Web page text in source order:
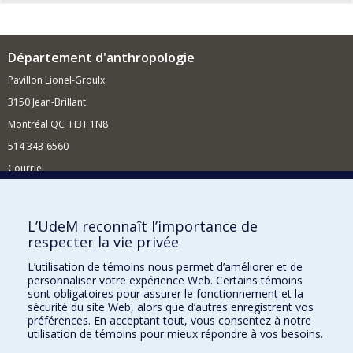
Département d'anthropologie
Pavillon Lionel-Groulx
3150 Jean-Brillant
Montréal QC H3T 1N8
514 343-6560
Courriel
Comment soutenir le Département?
BESOIN D'AIDE?
Plan du site
Signaler une erreur
Accessibilité
FACULTÉ DES ARTS ET DES SCIENCES
L’UdeM reconnaît l’importance de
respecter la vie privée
L’utilisation de témoins nous permet d’améliorer et de
personnaliser votre expérience Web. Certains témoins
sont obligatoires pour assurer le fonctionnement et la
sécurité du site Web, alors que d’autres enregistrent vos
préférences. En acceptant tout, vous consentez à notre
utilisation de témoins pour mieux répondre à vos besoins.